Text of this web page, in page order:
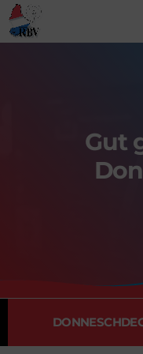
Gut